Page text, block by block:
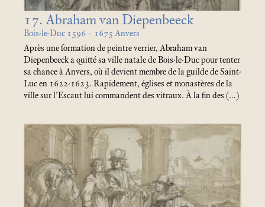
17. Abraham van Diepenbeeck
Bois-le-Duc 1596 – 1675 Anvers
Après une formation de peintre verrier, Abraham van
Diepenbeeck a quitté sa ville natale de Bois-le-Duc pour tenter
sa chance à Anvers, où il devient membre de la guilde de Saint-
Luc en 1622-1623. Rapidement, églises et monastères de la
ville sur l’Escaut lui commandent des vitraux. À la fin des (…)